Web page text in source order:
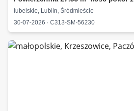
lubelskie, Lublin, Śródmieście
30-07-2026 · C313-SM-56230